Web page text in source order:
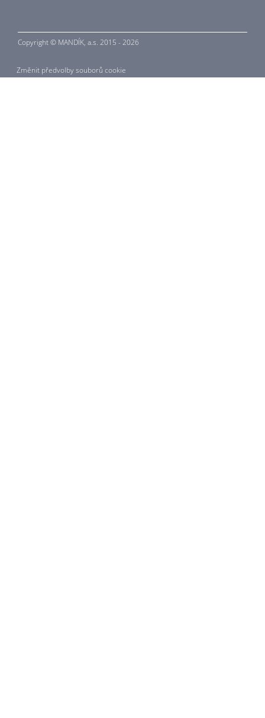
Copyright © MANDÍK, a.s. 2015 - 2026
Změnit předvolby souborů cookie